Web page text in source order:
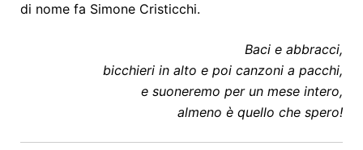
di nome fa Simone Cristicchi.
Baci e abbracci,
bicchieri in alto e poi canzoni a pacchi,
e suoneremo per un mese intero,
almeno è quello che spero!